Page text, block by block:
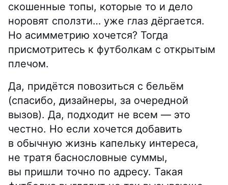
скошенные топы, которые то и дело
норовят сползти… уже глаз дёргается.
Но асимметрию хочется? Тогда
присмотритесь к футболкам с открытым
плечом.
Да, придётся повозиться с бельём
(спасибо, дизайнеры, за очередной
вызов). Да, подходит не всем — это
честно. Но если хочется добавить
в обычную жизнь капельку интереса,
не тратя баснословные суммы,
вы пришли точно по адресу. Такая